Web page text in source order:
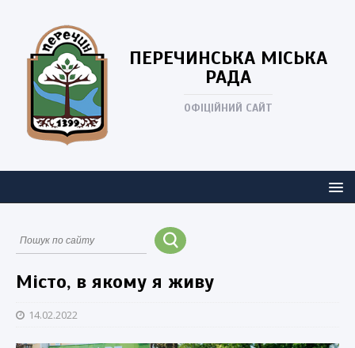
ПЕРЕЧИНСЬКА МІСЬКА
РАДА
ОФІЦІЙНИЙ САЙТ
Місто, в якому я живу
14.02.2022